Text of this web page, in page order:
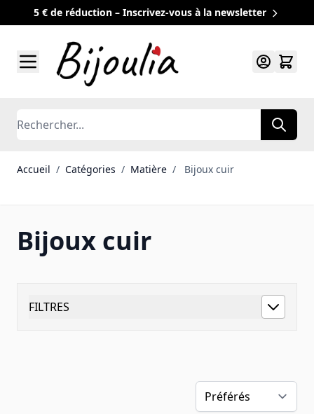
5 € de réduction – Inscrivez-vous à la newsletter
Rechercher
Accueil / Catégories / Matière / Bijoux cuir
Bijoux cuir
FILTRES